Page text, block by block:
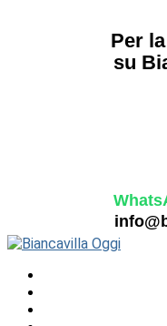
Per
su